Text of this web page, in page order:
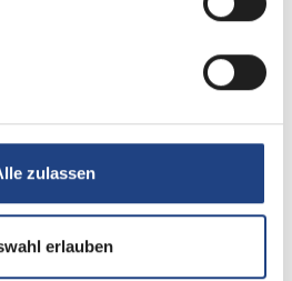
zulassen
erlauben
in einer wachsenden
auf Ihre